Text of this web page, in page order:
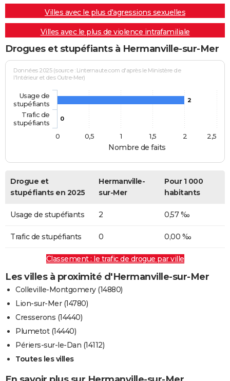
Villes avec le plus d'agressions sexuelles
Villes avec le plus de violence intrafamiliale
Drogues et stupéfiants à Hermanville-sur-Mer
Nombre de faits
Données 2025 (source : Linternaute.com d'après le Ministère de
l'Intérieur et des Outre-Mer)
2
0
Usage de
stupéfiants
Trafic de
stupéfiants
0
0,5 1 1,5 2 2,5
Drogue et
stupéfiants en 2025
Hermanville-
sur-Mer
Pour 1 000
habitants
Usage de stupéfiants 2 0,57 ‰
Trafic de stupéfiants 0 0,00 ‰
Classement : le trafic de drogue par ville
Les villes à proximité d'Hermanville-sur-Mer
Colleville-Montgomery (14880)
Lion-sur-Mer (14780)
Cresserons (14440)
Plumetot (14440)
Périers-sur-le-Dan (14112)
Toutes les villes